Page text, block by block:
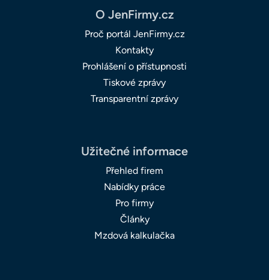
O JenFirmy.cz
Proč portál JenFirmy.cz
Kontakty
Prohlášení o přístupnosti
Tiskové zprávy
Transparentní zprávy
Užitečné informace
Přehled firem
Nabídky práce
Pro firmy
Články
Mzdová kalkulačka